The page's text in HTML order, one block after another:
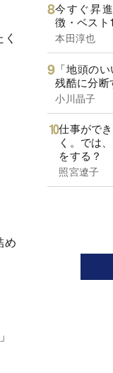
め
今すぐ昇
徴・ベスト1
本田淳也
「地頭の
残酷に分断
小川晶子
仕事がで
く。では
をする？
照宮遼子